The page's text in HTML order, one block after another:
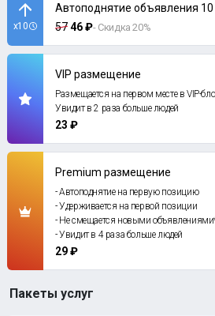
x10
Автоподнятие объявления 10
5746 ₽- Скидка 20%
VIP размещение
Размещается на первом месте в VIP-
Увидит в 2 раза больше людей
23 ₽
Premium размещение
- Автоподнятие на первую позицию
- Удерживается на первой позиции
- Не смещается новыми
- Увидит в 4 раза больше людей
29 ₽
Пакеты услуг